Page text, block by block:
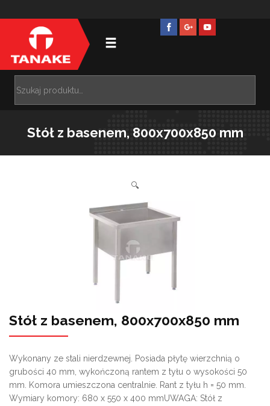
Stół z basenem, 800x700x850 mm
🔍
Stół z basenem, 800x700x850 mm
Wykonany ze stali nierdzewnej. Posiada płytę wierzchnią o
grubości 40 mm, wykończoną rantem z tyłu o wysokości 50
mm. Komora umieszczona centralnie. Rant z tyłu h = 50 mm.
Wymiary komory: 680 x 550 x 400 mmUWAGA: Stół z